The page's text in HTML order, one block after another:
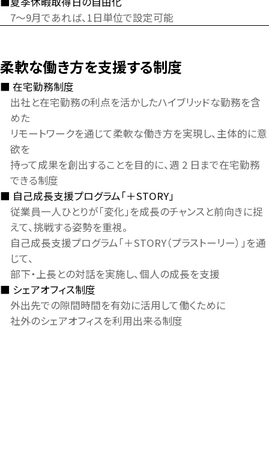
7～9月であれば、1日単位で設定可能
柔軟な働き方を支援する制度
在宅勤務制度
出社と在宅勤務の利点を活かしたハイブリッドな勤務を含
めた
リモートワークを通じて柔軟な働き方を実現し、主体的に意
欲を
持って成果を創出することを目的に、週 2 日まで在宅勤務
できる制度
自己成長支援プログラム「＋STORY」
従業員一人ひとりが「変化」を成長のチャンスと前向きに捉
えて、挑戦する姿勢を重視。
自己成長支援プログラム「＋STORY（プラストーリー）」を通
じて、
部下・上長との対話を実施し、個人の成長を支援
シェアオフィス制度
外出先での隙間時間を有効に活用して働くために
社外のシェアオフィスを利用出来る制度